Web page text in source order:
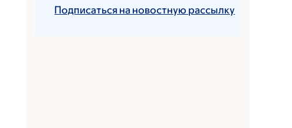
Подписаться на новостную рассылку